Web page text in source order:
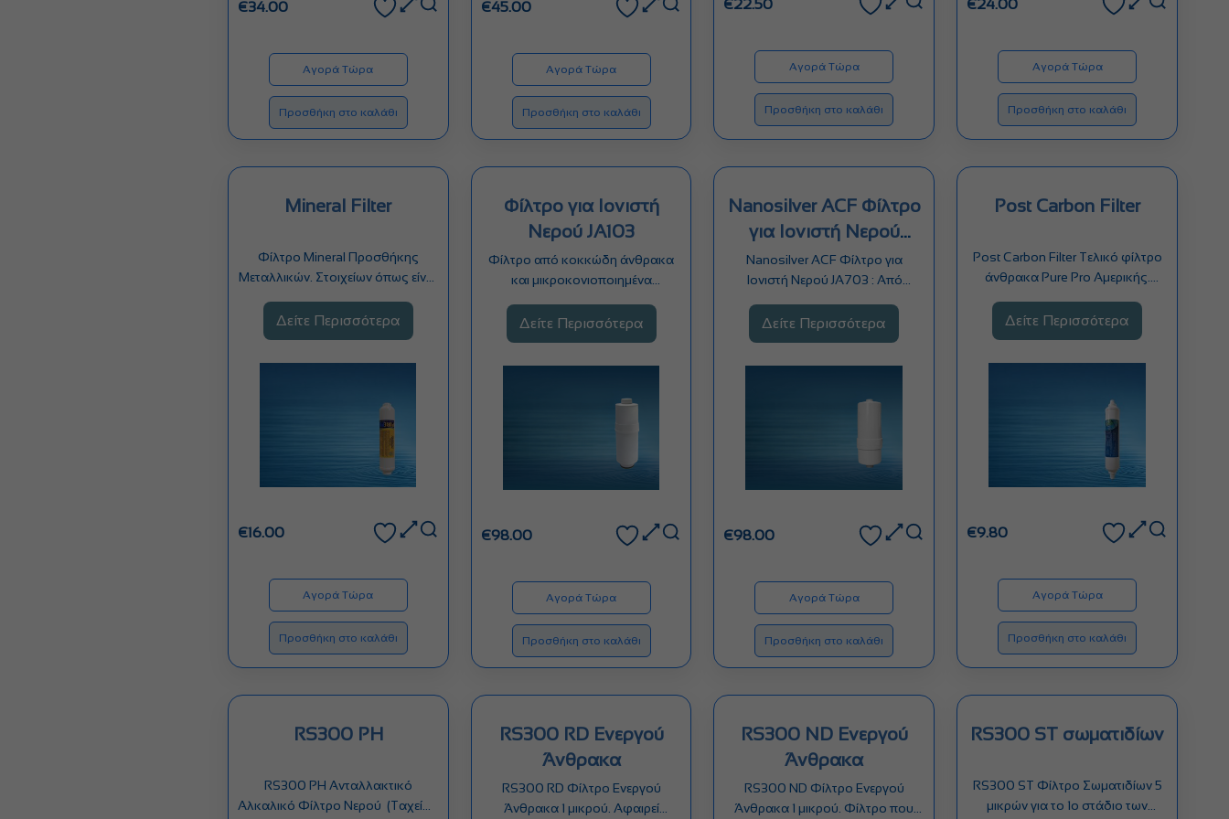
€34.00
Αγορά Τώρα
Προσθήκη στο καλάθι
€45.00
Αγορά Τώρα
Προσθήκη στο καλάθι
€22.50
Αγορά Τώρα
Προσθήκη στο καλάθι
€24.00
Αγορά Τώρα
Προσθήκη στο καλάθι
Mineral Filter
Φίλτρο Mineral Προσθήκης
Μεταλλικών. Στοιχείων όπως είναι
Δείτε Περισσότερα
€16.00
Αγορά Τώρα
Προσθήκη στο καλάθι
Φίλτρο για Ιονιστή
Νερού JA103
Φίλτρο από κοκκώδη άνθρακα
και μικροκονιοποιημένα
υψηλής αξιοπιστίας και…
Δείτε Περισσότερα
€98.00
Αγορά Τώρα
Προσθήκη στο καλάθι
Nanosilver ACF Φίλτρο
για Ιονιστή Νερού
JA703
Nanosilver ACF Φίλτρο για
Ιονιστή Νερού JA703 : Από
Δείτε Περισσότερα
€98.00
Αγορά Τώρα
Προσθήκη στο καλάθι
Post Carbon Filter
Post Carbon Filter Τελικό φίλτρο
άνθρακα Pure Pro Αμερικής.
Δείτε Περισσότερα
€9.80
Αγορά Τώρα
Προσθήκη στο καλάθι
RS300 PH
RS300 PH Ανταλλακτικό
Αλκαλικό Φίλτρο Νερού (Ταχείας
RS300 RD Ενεργού
Άνθρακα
RS300 RD Φίλτρο Ενεργού
Άνθρακα 1 μικρού. Αφαιρεί
RS300 ND Ενεργού
Άνθρακα
RS300 ND Φίλτρο Ενεργού
Άνθρακα 1 μικρού. Φίλτρο που
RS300 ST σωματιδίων
RS300 ST Φίλτρο Σωματιδίων 5
μικρών για το 1ο στάδιο των